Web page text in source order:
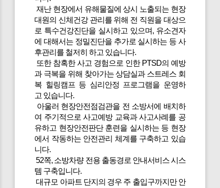
재난 현장에서 유해물질에 상시 노출되는 현장
대원의 신체건강 관리를 위해 전 직원을 대상으
로 특수건강진단을 실시하고 있으며, 유소견자
에 대해서는 정밀진단을 추가로 실시하는 등 사
후관리를 철저히 하고 있습니다.
또한 참혹한 사고 경험으로 인한 PTSD의 예방
과 극복을 위해 찾아가는 상담실과 스트레스 회
복 힐링캠프 등 심리안정 프로그램을 운영하
고 있습니다.
아울러 현장안전점검관을 전 소방서에 배치하
여 주기적으로 사고예방 교육과 사고사례를 공
유하고 현장안전판단 훈련을 실시하는 등 현장
에서 작동하는 안전관리 체계를 구축하고 있습
니다.
52쪽, 소방차량 전용 출동경로 안내서비스 시스
템 구축입니다.
대규모 아파트 단지의 경우 주 출입구까지만 안